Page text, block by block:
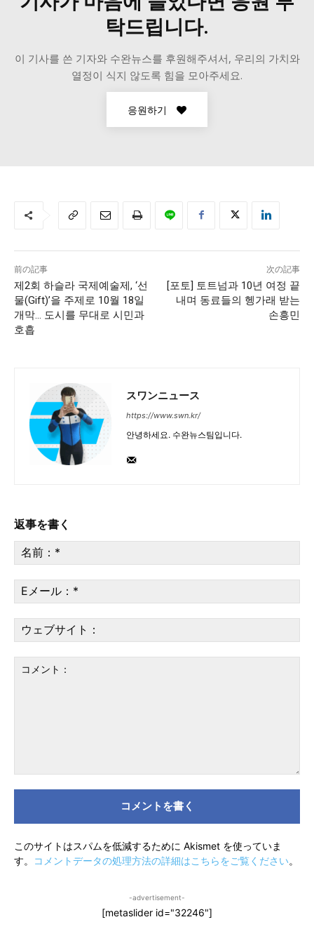
탁드립니다.
이 기사를 쓴 기자와 수완뉴스를 후원해주셔서, 우리의 가치와
열정이 식지 않도록 힘을 모아주세요.
응원하기
前の記事
제2회 하슬라 국제예술제, ‘선
물(Gift)’을 주제로 10월 18일
개막… 도시를 무대로 시민과
호흡
次の記事
[포토] 토트넘과 10년 여정 끝
내며 동료들의 헹가래 받는
손흥민
スワンニュース
https://www.swn.kr/
안녕하세요. 수완뉴스팀입니다.
返事を書く
ト：
前
*
メ
ー
*ェ
ブ
このサイトはスパムを低減するために Akismet を使っていま
す。
コメントデータの処理方法の詳細はこちらをご覧ください。
-advertisement-
[metaslider id="32246"]